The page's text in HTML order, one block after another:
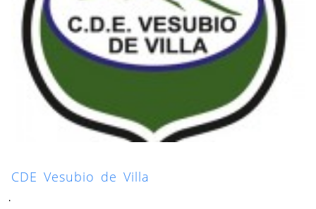
CDE Vesubio de Villa
.